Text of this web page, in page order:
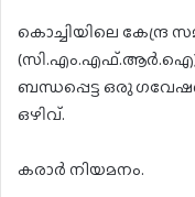
കൊച്ചിയിലെ
(സി.എം.എഫ്.ആർ.ഐ)
ബന്ധപ്പെട്ട ഒരു
ഒഴിവ്.
കരാർ നിയമനം.